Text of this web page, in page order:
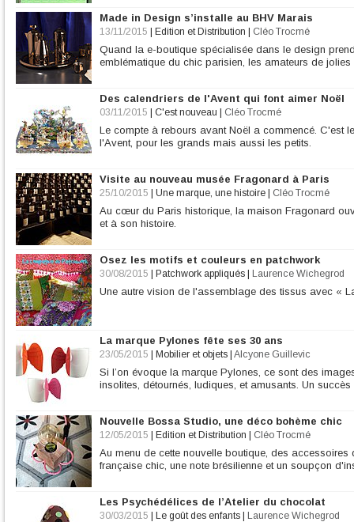
Made in Design s’installe au BHV Marais
13/11/2015 Edition et Distribution Cléo Trocmé
Quand la e-boutique spécialisée dans le design
emblématique du chic parisien, les amateurs de
Des calendriers de l'Avent qui font aimer Noël
03/11/2015 C'est nouveau Cléo Trocmé
Le compte à rebours avant Noël a commencé. C'est
l'Avent, pour les grands mais aussi les petits.
Visite au nouveau musée Fragonard à Paris
25/10/2015 Une marque, une histoire Cléo Trocmé
Au cœur du Paris historique, la maison Fragonard
et à son histoire.
Osez les motifs et couleurs en patchwork
30/08/2015 Patchwork appliqués Laurence Wichegrod
Une autre vision de l'assemblage des tissus avec «
La marque Pylones fête ses 30 ans
23/05/2015 Mobilier et objets Alcyone Guillevic
Si l’on évoque la marque Pylones, ce sont des
insolites, détournés, ludiques, et amusants. Un
Nouvelle Bossa Studio, une déco bohème chic
12/05/2015 Edition et Distribution Cléo Trocmé
Au menu de cette nouvelle boutique, des
française chic, une note brésilienne et un soupçon
Les Psychédélices de l’Atelier du chocolat
30/03/2015 Le goût des enfants Laurence Wichegrod